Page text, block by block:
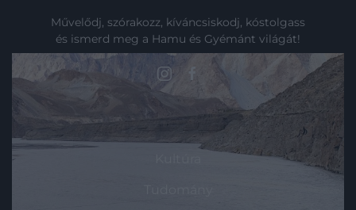
Művelődj, szórakozz, kíváncsiskodj, kóstolgass
és ismerd meg a Hamu és Gyémánt világát!